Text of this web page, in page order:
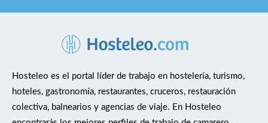
Hosteleo es el portal líder de trabajo en hostelería, turismo,
hoteles, gastronomía, restaurantes, cruceros, restauración
colectiva, balnearios y agencias de viaje. En Hosteleo